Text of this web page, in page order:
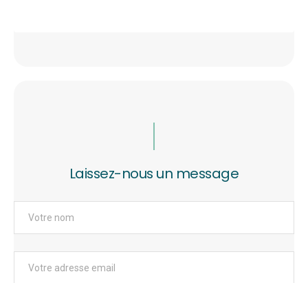
Laissez-nous un message